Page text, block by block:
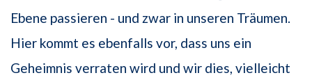
Ebene passieren - und zwar in unseren Träumen.
Hier kommt es ebenfalls vor, dass uns ein
Geheimnis verraten wird und wir dies, vielleicht